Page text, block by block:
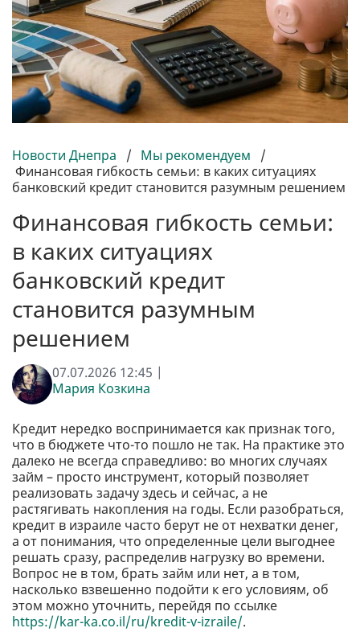
Новости Днепра / Мы рекомендуем
/
Финансовая гибкость семьи: в каких ситуациях
банковский кредит становится разумным решением
Финансовая гибкость семьи:
в каких ситуациях
банковский кредит
становится разумным
решением
07.07.2026 12:45 |
Мария Козкина
Кредит нередко воспринимается как признак того,
что в бюджете что-то пошло не так. На практике это
далеко не всегда справедливо: во многих случаях
займ – просто инструмент, который позволяет
реализовать задачу здесь и сейчас, а не
растягивать накопления на годы. Если разобраться,
кредит в израиле часто берут не от нехватки денег,
а от понимания, что определенные цели выгоднее
решать сразу, распределив нагрузку во времени.
Вопрос не в том, брать займ или нет, а в том,
насколько взвешенно подойти к его условиям, об
этом можно уточнить, перейдя по ссылке
https://kar-ka.co.il/ru/kredit-v-izraile/.